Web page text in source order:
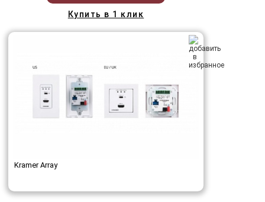
Купить в 1 клик
Kramer Array